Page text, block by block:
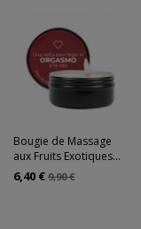
Bougie de Massage
aux Fruits Exotiques...
6,40 € 9,90 €